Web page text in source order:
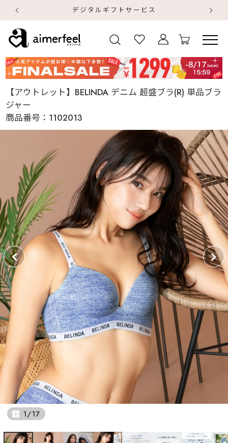
デジタルギフトサービス
【アウトレット】BELINDA デニム 超盛ブラ(R) 単品ブラ
ジャー
商品番号： 1102013
1/17